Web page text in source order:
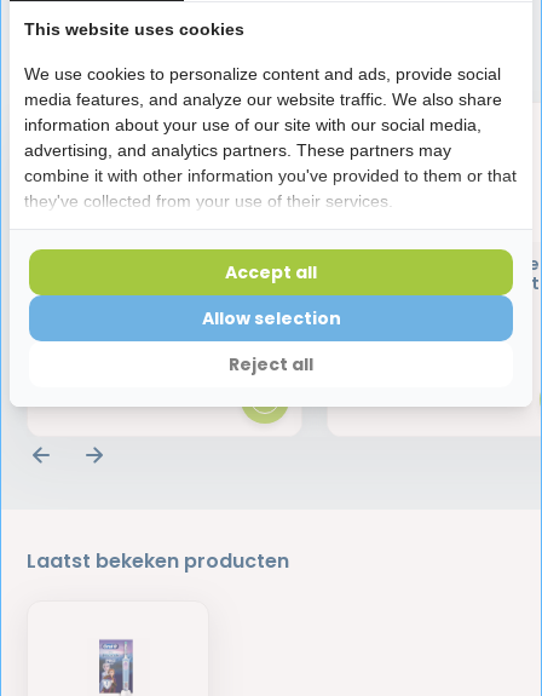
Oral B Elektrische
Tandenborstel Disney
Frozen II | Starter Pack
(inclusief 2 opzetborstels)
22,95
Oral-B Disney
Opzetborstels - 4
35,95
Laatst bekeken producten
This website uses cookies
We use cookies to personalize content and ads, provide social
media features, and analyze our website traffic. We also share
information about your use of our site with our social media,
advertising, and analytics partners. These partners may
combine it with other information you've provided to them or that
they've collected from your use of their services.
Reject all
Allow selection
Accept all